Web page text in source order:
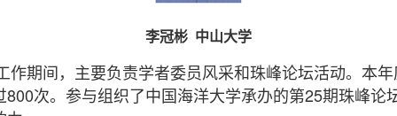
李冠彬 中山大学
作期间，主要负责学者委员风采和珠峰论坛活动。本
次。参与组织了中国海洋大学承办的第25期珠峰